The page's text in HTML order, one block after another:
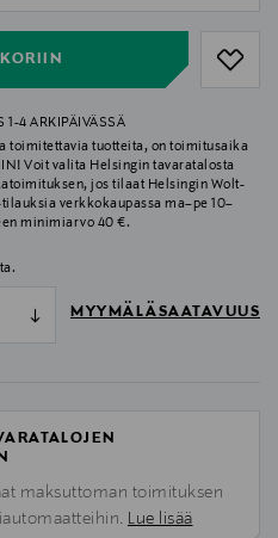
1-4 ARKIPÄIVÄSSÄ
toimitettavia tuotteita, on toimitusaika
Voit valita Helsingin tavaratalosta
jos tilaat Helsingin Wolt-
verkkokaupassa ma–pe 10–
minimiarvo 40 €.
MYYMÄLÄSAATAVUUS
maksuttoman toimituksen
Lue lisää